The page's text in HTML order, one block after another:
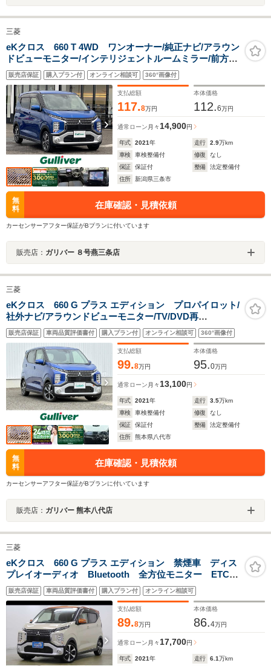
三菱
eKクロス 660 T 4WD ワンオーナー/純正ナビ/アラウン
ドビューモニター/インテリジェントルームミラー/前方ド
ライブレコーダー/社外アルミ付き冬タイヤ積載/ETC2.0/
前席シートヒーター/LEDヘッドライト
販売店保証 購入プラン付 オンライン相談可 360°画像付
支払総額
117.8万円
本体価格
112.6万円
通常ローン 月々14,900円
年式 2021年 走行 2.9万km
車検
車検整備付 修復
なし
保証
保証付 整備
法定整備付
住所
新潟県三条市
無
料
在庫確認・見積依頼
カーセンサーアフター保証がBプランに付いています
販売店： ガリバー ８号燕三条店
三菱
eKクロス 660 G プラス エディション プロパイロット/
社外ナビ/アラウンドビューモニター/TV/DVD再
生/Bluetooth/追従クルーズコントロール/LEDオートライ
ト/オートハイビーム/シートヒーター/ドラレコ/ETC/純正
15AW/禁煙車
販売店保証 車両品質評価書付 購入プラン付 オンライン相談可 360°画像付
支払総額
99.8万円
本体価格
95.0万円
通常ローン 月々13,100円
年式 2021年 走行 3.5万km
車検
車検整備付 修復
なし
保証
保証付 整備
法定整備付
住所
熊本県八代市
無
料
在庫確認・見積依頼
カーセンサーアフター保証がBプランに付いています
販売店： ガリバー 熊本八代店
三菱
eKクロス 660 G プラス エディション 禁煙車 ディス
プレイオーディオ Bluetooth 全方位モニター ETC
衝突被害軽減ブレーキ クリアランスソナー LEDヘッ
ドライト シートヒーター スマートキー 純正15イン
チアルミ
販売店保証 車両品質評価書付 購入プラン付 オンライン相談可
支払総額
89.8万円
本体価格
86.4万円
通常ローン 月々17,700円
年式 2021年 走行 6.1万km